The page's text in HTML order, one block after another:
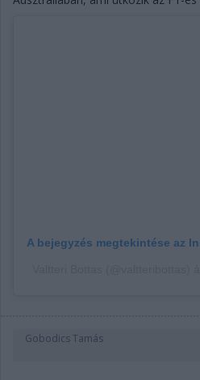
A bejegyzés megtekintése az
Gobodics Tamás